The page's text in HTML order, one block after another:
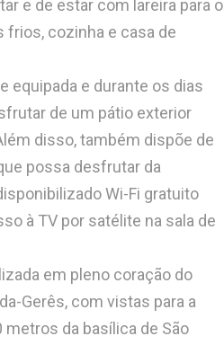
e de estar com lareira para o
frios, cozinha e casa de
equipada e durante os dias
de um pátio exterior
disso, também dispõe de
possa desfrutar da
Wi-Fi gratuito
à TV por satélite na sala de
em pleno coração do
Gerês, com vistas para a
metros da basílica de São